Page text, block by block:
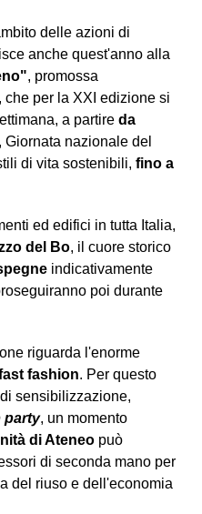
delle azioni di
anche quest'anno alla
, promossa
, che per la XXI edizione si
a partire da
, Giornata nazionale del
di vita sostenibili, fino a
ed edifici in tutta Italia,
del Bo, il cuore storico
indicativamente
poi durante
riguarda l'enorme
fashion. Per questo
sensibilizzazione,
party, un momento
di Ateneo può
di seconda mano per
del riuso e dell'economia